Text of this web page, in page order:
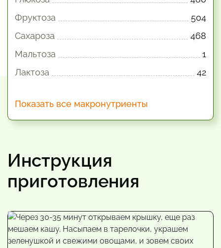
Фруктоза
504
Сахароза
468
Мальтоза
1
Лактоза
42
Показать все макронутриенты
Инструкция
приготовления